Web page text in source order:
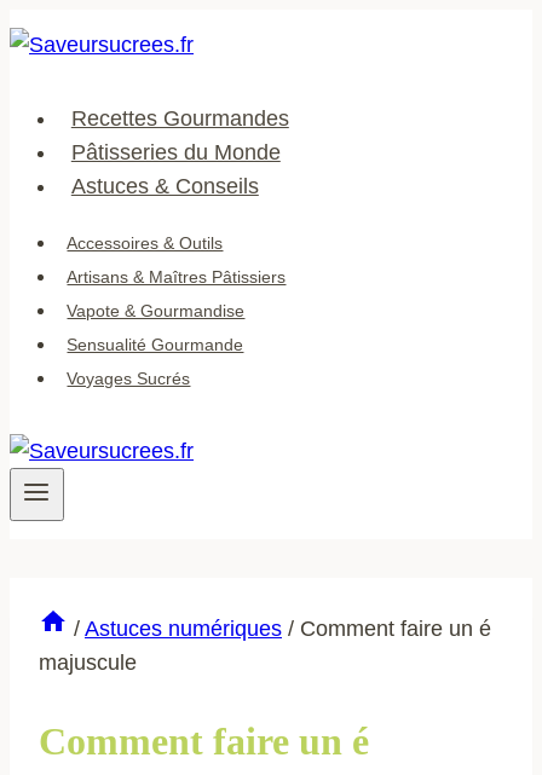
Aller
au
Recettes Gourmandes
Pâtisseries du Monde
Astuces & Conseils
Accessoires & Outils
Artisans & Maîtres Pâtissiers
Vapote & Gourmandise
Sensualité Gourmande
Voyages Sucrés
/ Astuces numériques / Comment faire un é
majuscule
Comment faire un é